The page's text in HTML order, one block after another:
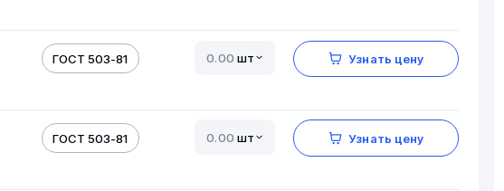
ГОСТ 503-81 шт Узнать цену
ГОСТ 503-81 шт Узнать цену